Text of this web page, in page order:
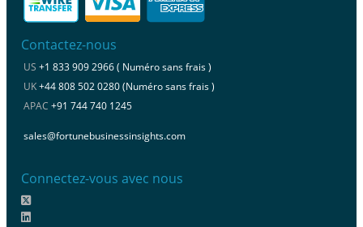
Contactez-nous
US +1 833 909 2966 ( Numéro sans frais )
UK+44 808 502 0280 (Numéro sans frais )
APAC +91 744 740 1245
sales@fortunebusinessinsights.com
Connectez-vous avec nous